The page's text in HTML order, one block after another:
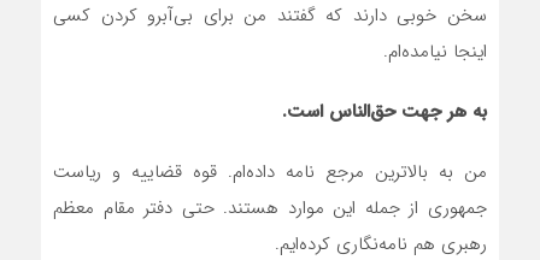
سخن خوبی دارند که گفتند من برای بی‌آبرو کردن کسی
اینجا نیامده‌ام.
به هر جهت حق‌الناس است.
من به بالاترین مرجع نامه داده‌ام. قوه قضاییه و ریاست
جمهوری از جمله این موارد هستند. حتی دفتر مقام معظم
رهبری هم نامه‌نگاری کرده‌ایم.